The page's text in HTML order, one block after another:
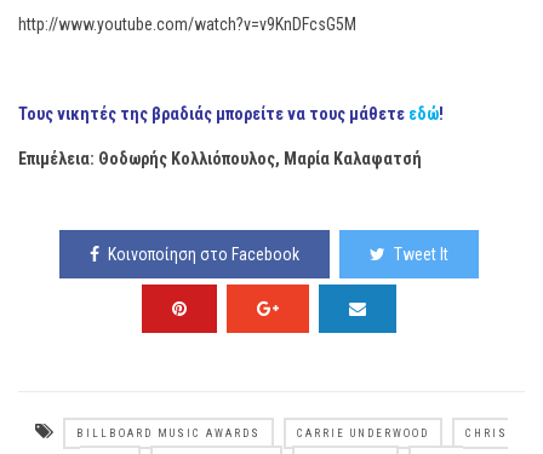
http://www.youtube.com/watch?v=v9KnDFcsG5M
Τους νικητές της βραδιάς μπορείτε να τους μάθετε εδώ!
Επιμέλεια: Θοδωρής Κολλιόπουλος, Μαρία Καλαφατσή
Κοινοποίηση στο Facebook Tweet It
BILLBOARD MUSIC AWARDS CARRIE UNDERWOOD CHRIS